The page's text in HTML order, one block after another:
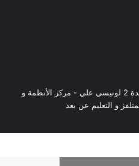
جميع الحقوق محفوظة جامعة البليدة 2 لونيسي علي - مركز الأنظمة و
و التعليم عن بعد